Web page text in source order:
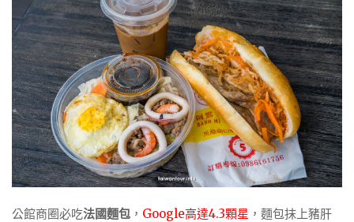
公館商圈必吃法國麵包 ， Google高達4.3顆星 ，麵包抹上豬肝